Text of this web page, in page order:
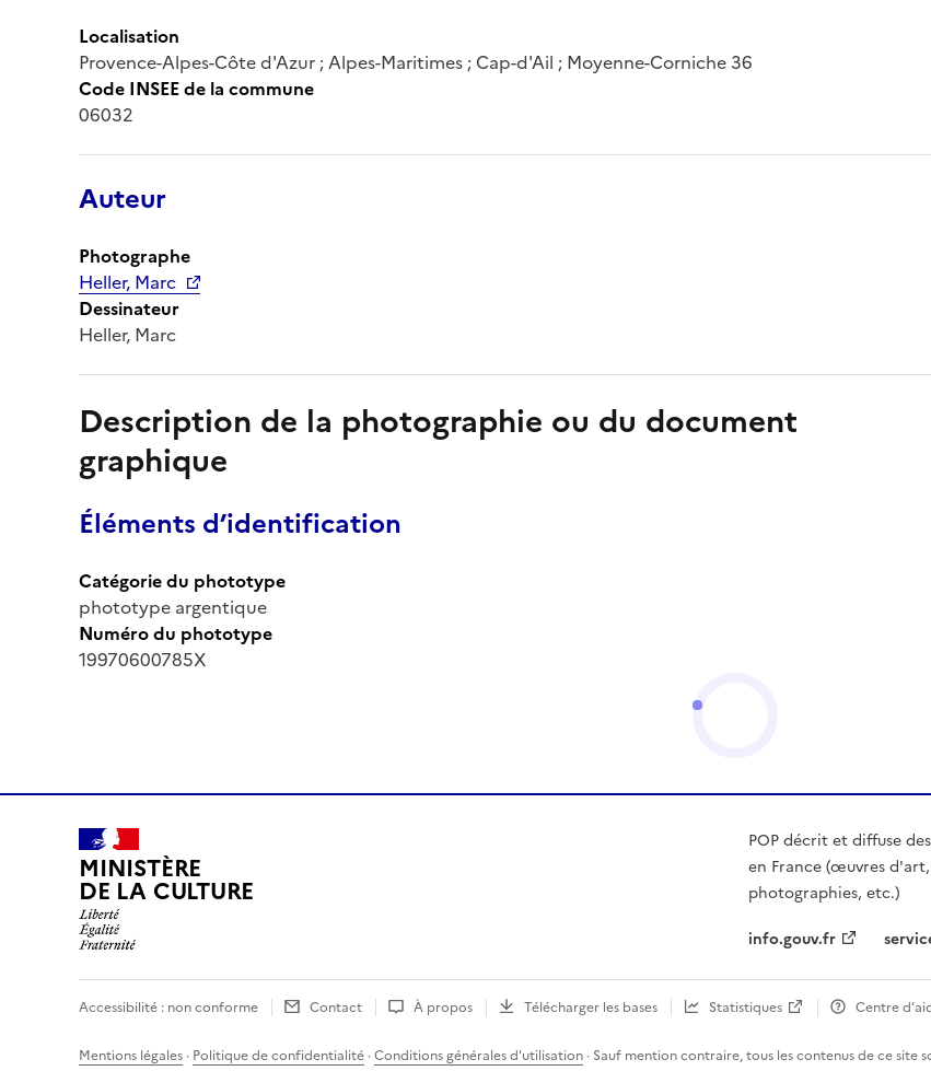
Localisation
Provence-Alpes-Côte d'Azur ; Alpes-Maritimes ; Cap-d'Ail ; Moyenne-Corniche 36
Code INSEE de la commune
06032
Auteur
Photographe
Heller, Marc
Dessinateur
Heller, Marc
Description de la photographie ou du document
graphique
Éléments d’identification
Catégorie du phototype
phototype argentique
Numéro du phototype
19970600785X
MINISTÈRE
DE LA CULTURE
POP décrit et diffuse
en France (œuvres
photographies, etc.)
info.gouv.fr
Accessibilité : non conforme Contact À propos Télécharger les bases Statistiques Centre
Mentions légales · Politique de confidentialité ·Conditions générales d'utilisation · Sauf mention contraire, tous les contenus de ce site